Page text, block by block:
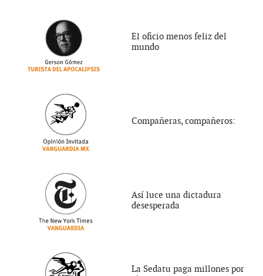
El oficio menos feliz del
mundo
Compañeras, compañeros:
Así luce una dictadura
desesperada
La Sedatu paga millones por